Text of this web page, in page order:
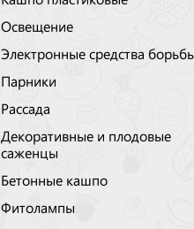
Освещение
Электронные средства
Парники
Рассада
Декоративные и плодовые
саженцы
Бетонные кашпо
Фитолампы